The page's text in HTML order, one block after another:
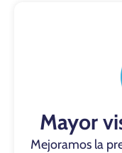
Mayor
Mejoramos la